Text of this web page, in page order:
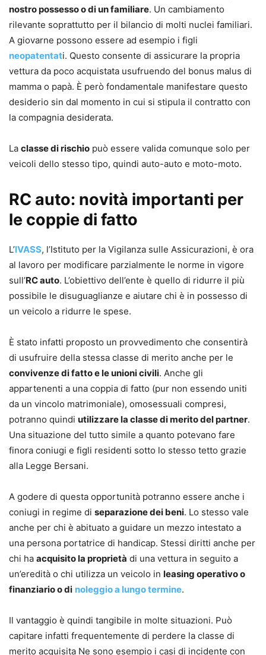
nostro possesso o di un familiare. Un cambiamento
rilevante soprattutto per il bilancio di molti nuclei familiari.
A giovarne possono essere ad esempio i figli
neopatentati. Questo consente di assicurare la propria
vettura da poco acquistata usufruendo del bonus malus di
mamma o papà. È però fondamentale manifestare questo
desiderio sin dal momento in cui si stipula il contratto con
la compagnia desiderata.
La classe di rischio può essere valida comunque solo per
veicoli dello stesso tipo, quindi auto-auto e moto-moto.
RC auto: novità importanti per
le coppie di fatto
L’IVASS, l’Istituto per la Vigilanza sulle Assicurazioni, è ora
al lavoro per modificare parzialmente le norme in vigore
sull’RC auto. L’obiettivo dell’ente è quello di ridurre il più
possibile le disuguaglianze e aiutare chi è in possesso di
un veicolo a ridurre le spese.
È stato infatti proposto un provvedimento che consentirà
di usufruire della stessa classe di merito anche per le
convivenze di fatto e le unioni civili. Anche gli
appartenenti a una coppia di fatto (pur non essendo uniti
da un vincolo matrimoniale), omosessuali compresi,
potranno quindi utilizzare la classe di merito del partner.
Una situazione del tutto simile a quanto potevano fare
finora coniugi e figli residenti sotto lo stesso tetto grazie
alla Legge Bersani.
A godere di questa opportunità potranno essere anche i
coniugi in regime di separazione dei beni. Lo stesso vale
anche per chi è abituato a guidare un mezzo intestato a
una persona portatrice di handicap. Stessi diritti anche per
chi ha acquisito la proprietà di una vettura in seguito a
un’eredità o chi utilizza un veicolo in leasing operativo o
finanziario o di noleggio a lungo termine.
Il vantaggio è quindi tangibile in molte situazioni. Può
capitare infatti frequentemente di perdere la classe di
merito acquisita Ne sono esempio i casi di incidente con